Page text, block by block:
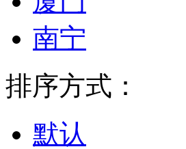
南宁
排序方式：
默认